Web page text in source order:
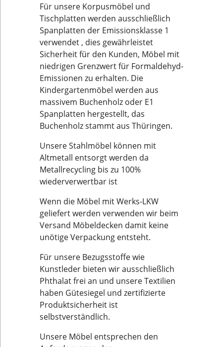
Für unsere Korpusmöbel und
Tischplatten werden ausschließlich
Spanplatten der Emissionsklasse 1
verwendet , dies gewährleistet
Sicherheit für den Kunden, Möbel mit
niedrigen Grenzwert für Formaldehyd-
Emissionen zu erhalten. Die
Kindergartenmöbel werden aus
massivem Buchenholz oder E1
Spanplatten hergestellt, das
Buchenholz stammt aus Thüringen.
Unsere Stahlmöbel können mit
Altmetall entsorgt werden da
Metallrecycling bis zu 100%
wiederverwertbar ist
Wenn die Möbel mit Werks-LKW
geliefert werden verwenden wir beim
Versand Möbeldecken damit keine
unötige Verpackung entsteht.
Für unsere Bezugsstoffe wie
Kunstleder bieten wir ausschließlich
Phthalat frei an und unsere Textilien
haben Gütesiegel und zertifizierte
Produktsicherheit ist
selbstverständlich.
Unsere Möbel entsprechen den